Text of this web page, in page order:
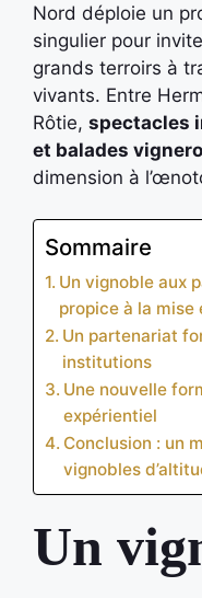
Nord déploie un
singulier pour
grands terroirs à
vivants. Entre
Rôtie, spectacles
et balades
dimension à
Sommaire
Un vignoble aux
propice à la mise
Un partenariat
institutions
Une nouvelle
expérientiel
Conclusion : un
vignobles
Un